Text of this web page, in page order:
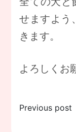
せますよう
きます。
よろしくお
投
Previous post